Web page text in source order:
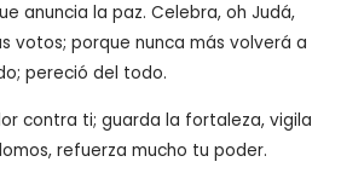
anuncia la paz. Celebra, oh Judá,
votos; porque nunca más volverá a
pereció del todo.
contra ti; guarda la fortaleza, vigila
refuerza mucho tu poder.